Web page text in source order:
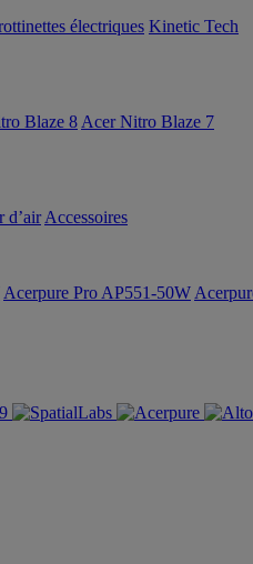
électriques Kinetic Tech
Blaze 8 Acer Nitro Blaze 7
d’air Accessoires
Acerpure Pro AP551-50W